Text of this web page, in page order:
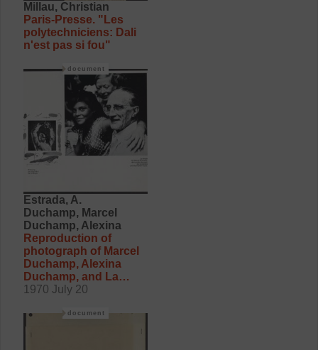
Millau, Christian
Paris-Presse. "Les
polytechniciens: Dali
n'est pas si fou"
Estrada, A.
Duchamp, Marcel
Duchamp, Alexina
Reproduction of
photograph of Marcel
Duchamp, Alexina
Duchamp, and La
Singla
1970 July 20
document
document